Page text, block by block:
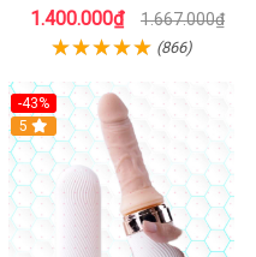
cấp
1.400.000₫ 1.667.000₫
(866)
-43%
Hot
5